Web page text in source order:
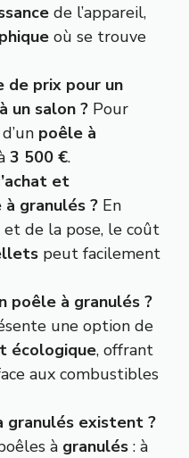
de l’appareil,
où se trouve
prix pour un
un salon ? Pour
poêle à
3 500 €.
et
à granulés ? En
et de la pose, le coût
peut facilement
poêle à granulés ?
une option de
écologique, offrant
aux combustibles
granulés existent ?
à granulés : à